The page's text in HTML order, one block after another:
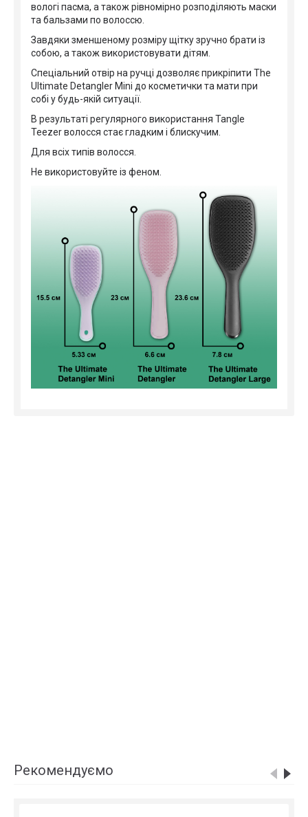
вологі пасма, а також рівномірно розподіляють маски
та бальзами по волоссю.
Завдяки зменшеному розміру щітку зручно брати із
собою, а також використовувати дітям.
Спеціальний отвір на ручці дозволяє прикріпити The
Ultimate Detangler Mini до косметички та мати при
собі у будь-якій ситуації.
В результаті регулярного використання Tangle
Teezer волосся стає гладким і блискучим.
Для всіх типів волосся.
Не використовуйте із феном.
Рекомендуємо